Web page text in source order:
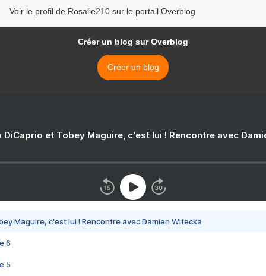
Voir le profil de Rosalie210 sur le portail Overblog
Créer un blog sur Overblog
Créer un blog
DiCaprio et Tobey Maguire, c'est lui ! Rencontre avec
Maguire, c'est lui ! Rencontre avec Damien Witecka
6
5